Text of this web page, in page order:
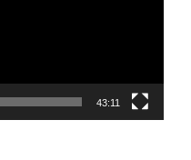
43:11